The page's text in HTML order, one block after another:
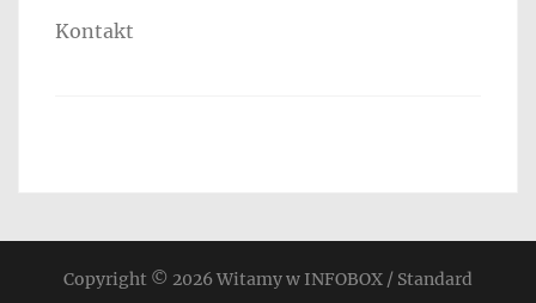
Kontakt
Copyright © 2026Witamy w INFOBOX / Standard